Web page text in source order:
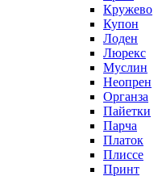
Кружево
Купон
Лоден
Люрекс
Муслин
Неопрен
Органза
Пайетки
Парча
Платок
Плиссе
Принт